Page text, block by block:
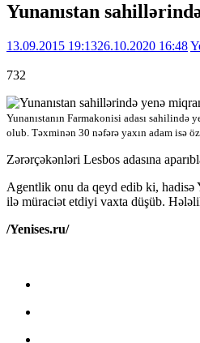
Yunanıstan
13.09.2015 19:1326.10.2020 16:48
732
Yunanıstanın Farmakonisi adası
olub. Təxminən 30 nəfərə yaxın adam isə
Zərərçəkənləri Lesbos adasına
Agentlik onu da qeyd edib ki, hadisə
ilə müraciət etdiyi vaxta düşüb.
/Yenises.ru/